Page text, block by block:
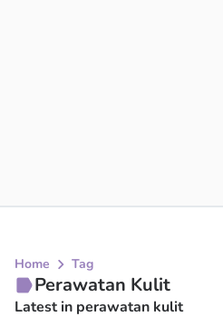
Home Tag
Perawatan Kulit
Latest in perawatan kulit